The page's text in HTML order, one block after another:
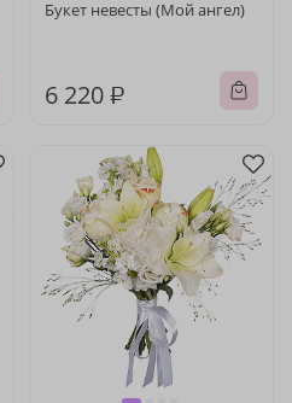
Букет невесты (Мой ангел)
6 220 ₽